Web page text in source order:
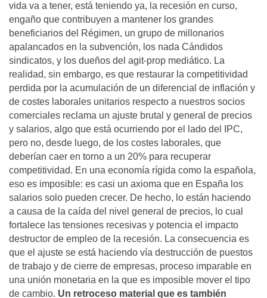
vida va a tener, está teniendo ya, la recesión en curso,
engaño que contribuyen a mantener los grandes
beneficiarios del Régimen, un grupo de millonarios
apalancados en la subvención, los nada Cándidos
sindicatos, y los dueños del agit-prop mediático. La
realidad, sin embargo, es que restaurar la competitividad
perdida por la acumulación de un diferencial de inflación y
de costes laborales unitarios respecto a nuestros socios
comerciales reclama un ajuste brutal y general de precios
y salarios, algo que está ocurriendo por el lado del IPC,
pero no, desde luego, de los costes laborales, que
deberían caer en torno a un 20% para recuperar
competitividad. En una economía rígida como la española,
eso es imposible: es casi un axioma que en España los
salarios solo pueden crecer. De hecho, lo están haciendo
a causa de la caída del nivel general de precios, lo cual
fortalece las tensiones recesivas y potencia el impacto
destructor de empleo de la recesión. La consecuencia es
que el ajuste se está haciendo vía destrucción de puestos
de trabajo y de cierre de empresas, proceso imparable en
una unión monetaria en la que es imposible mover el tipo
de cambio. Un retroceso material que es también